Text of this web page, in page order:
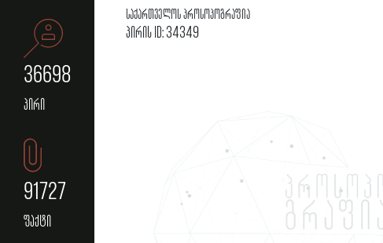
36698
პირი
91727
ფაქტი
საქართველოს პროსოპოგრაფია
პირის ID: 34349